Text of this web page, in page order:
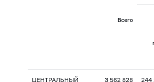
Всего
ЦЕНТРАЛЬНЫЙ
3 562 828 244